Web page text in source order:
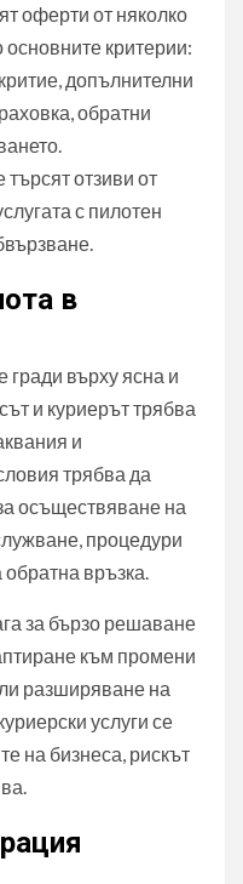
оферти от няколко
критерии:
допълнителни
обратни
отзиви от
с пилотен
в
гради върху ясна и
и куриерът трябва
и
трябва да
осъществяване на
процедури
връзка.
за бързо решаване
към промени
разширяване на
услуги се
на бизнеса, рискът